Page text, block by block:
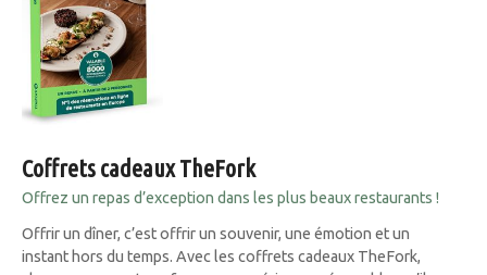
Coffrets cadeaux TheFork
Offrez un repas d’exception dans les plus beaux restaurants !
Offrir un dîner, c’est offrir un souvenir, une émotion et un
instant hors du temps. Avec les coffrets cadeaux TheFork,